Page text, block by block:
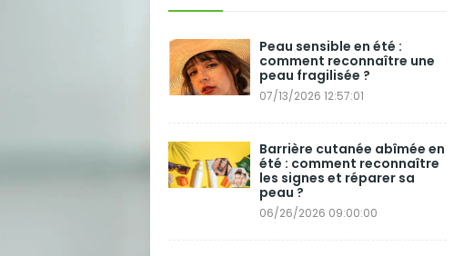
Peau sensible en été :
comment reconnaître une
peau fragilisée ?
07/13/2026 12:57:01
Barrière cutanée abîmée en
été : comment reconnaître
les signes et réparer sa
peau ?
06/26/2026 09:00:00